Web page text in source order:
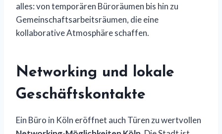
alles: von temporären Büroräumen bis hin zu
Gemeinschaftsarbeitsräumen, die eine
kollaborative Atmosphäre schaffen.
Networking und lokale
Geschäftskontakte
Ein Büro in Köln eröffnet auch Türen zu wertvollen